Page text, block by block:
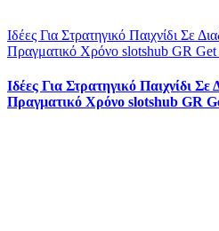
Ιδέες Για Στρατηγικό Παιχνίδι Σε
Πραγματικό Χρόνο slotshub GR
Ιδέες Για Στρατηγικό Παιχνίδι Σε
Πραγματικό Χρόνο slotshub GR